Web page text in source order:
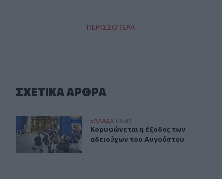
ΠΕΡΙΣΣΟΤΕΡΑ
ΣΧΕΤΙΚA AΡΘΡΑ
Κορυφώνεται η έξοδος των αδειούχων του Αυγούστου
ΕΛΛAΔΑ 08:41
Κορυφώνεται η έξοδος των
Κορυφώνεται η έξοδος των
αδειούχων του Αυγούστου